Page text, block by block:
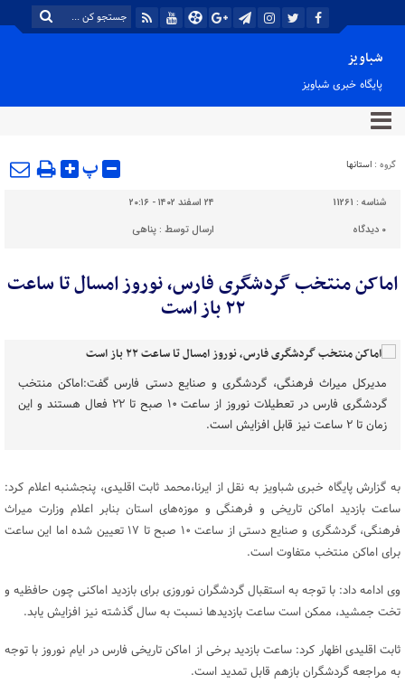
شباویز
پایگاه خبری شباویز
گروه : استانها پ
شناسه : 11261
۲۴ اسفند ۱۴۰۲ - ۲۰:۱۶
۰ دیدگاه ارسال توسط :پناهی
اماکن منتخب گردشگری فارس، نوروز امسال تا ساعت
۲۲ باز است
مدیرکل میراث فرهنگی، گردشگری و صنایع دستی فارس گفت:اماکن منتخب
گردشگری فارس در تعطیلات نوروز از ساعت ۱۰ صبح تا ۲۲ فعال هستند و این
زمان تا ۲ ساعت نیز قابل افزایش است.
به گزارش پایگاه خبری شباویز به نقل از ایرنا،محمد ثابت اقلیدی، پنجشنبه اعلام کرد:
ساعت بازدید اماکن تاریخی و فرهنگی و موزه‌های استان بنابر اعلام وزارت میراث
فرهنگی، گردشگری و صنایع دستی از ساعت ۱۰ صبح تا ۱۷ تعیین شده اما این ساعت
برای اماکن منتخب متفاوت است.
وی ادامه داد: با توجه به استقبال گردشگران نوروزی برای بازدید اماکنی چون حافظیه و
تخت جمشید، ممکن است ساعت بازدیدها نسبت به سال گذشته نیز افزایش یابد.
ثابت اقلیدی اظهار کرد: ساعت بازدید برخی از اماکن تاریخی فارس در ایام نوروز با توجه
به مراجعه گردشگران بازهم قابل تمدید است.